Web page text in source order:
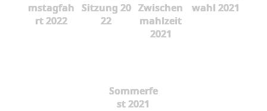
mstagfah
rt 2022
Sitzung 20
22
Zwischen
mahlzeit
2021
wahl 2021
Sommerfe
st 2021